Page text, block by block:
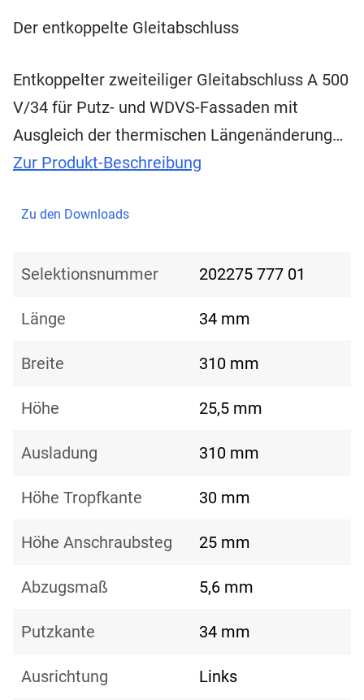
Der entkoppelte Gleitabschluss
Entkoppelter zweiteiliger Gleitabschluss A 500
V/34 für Putz- und WDVS-Fassaden mit
Ausgleich der thermischen Längenänderung…
Zur Produkt-Beschreibung
Zu den Downloads
Selektionsnummer 202275 777 01
Länge 34 mm
Breite 310 mm
Höhe 25,5 mm
Ausladung 310 mm
Höhe Tropfkante 30 mm
Höhe Anschraubsteg 25 mm
Abzugsmaß 5,6 mm
Putzkante 34 mm
Ausrichtung Links